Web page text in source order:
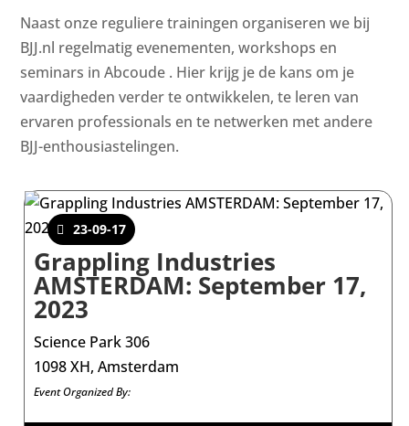
Naast onze reguliere trainingen organiseren we bij
BJJ.nl regelmatig evenementen, workshops en
seminars in Abcoude . Hier krijg je de kans om je
vaardigheden verder te ontwikkelen, te leren van
ervaren professionals en te netwerken met andere
BJJ-enthousiastelingen.
23-09-17
Grappling Industries
AMSTERDAM: September 17,
2023
Science Park 306
1098 XH, Amsterdam
Event Organized By: